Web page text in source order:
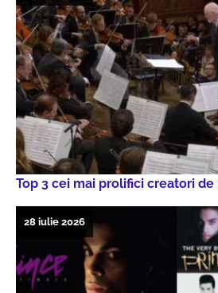
Top 3 cei mai prolifici creatori
28 iulie 2026